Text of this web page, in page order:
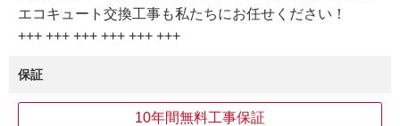
エコキュート交換工事も私たちにお任せください！
+++ +++ +++ +++ +++ +++
保証
10年間無料工事保証